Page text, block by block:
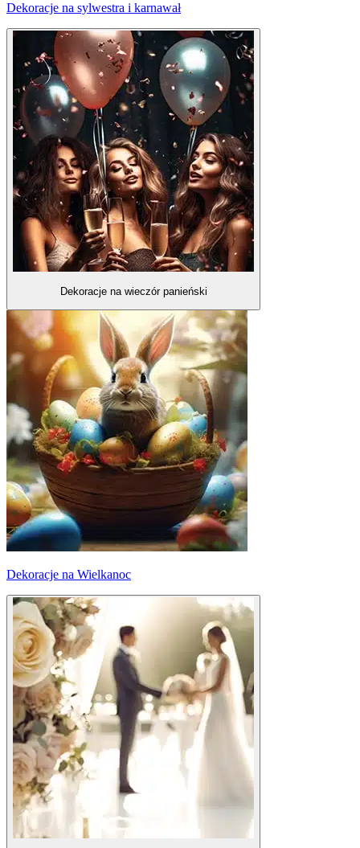
Dekoracje na sylwestra i karnawał
Dekoracje na wieczór panieński
Dekoracje na Wielkanoc